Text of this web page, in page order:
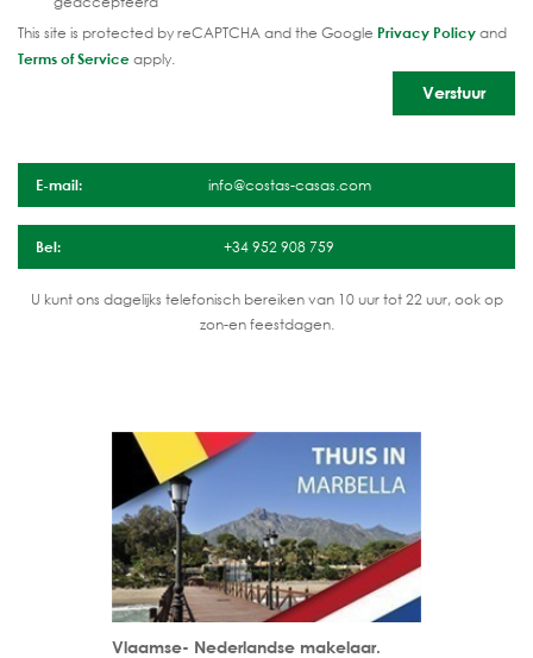
This site is protected by reCAPTCHA and the Google Privacy Policyand
Terms of Serviceapply.
E-mail: info@costas-casas.com
Bel: +34 952 908 759
U kunt ons dagelijks telefonisch bereiken van 10 uur tot 22 uur, ook op
zon-en feestdagen.
Vlaamse- Nederlandse makelaar.